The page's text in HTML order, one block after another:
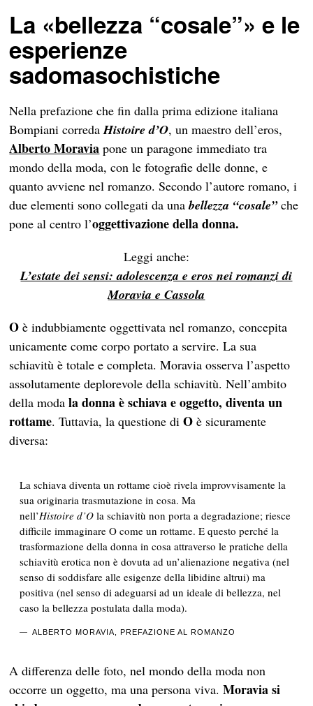
La «bellezza “cosale”» e le
esperienze
sadomasochistiche
Nella prefazione che fin dalla prima edizione italiana
Bompiani corredaHistoire d’O, un maestro dell’eros,
Alberto Moravia pone un paragone immediato tra
mondo della moda, con le fotografie delle donne, e
quanto avviene nel romanzo. Secondo l’autore romano, i
due elementi sono collegati da unabellezza “cosale”che
pone al centro l’oggettivazione della donna.
Leggi anche:
L’estate dei sensi: adolescenza e eros nei romanzi di
Moravia e Cassola
O è indubbiamente oggettivata nel romanzo, concepita
unicamente come corpo portato a servire. La sua
schiavitù è totale e completa. Moravia osserva l’aspetto
assolutamente deplorevole della schiavitù. Nell’ambito
della moda la donna è schiava e oggetto, diventa un
rottame. Tuttavia, la questione diO è sicuramente
diversa:
La schiava diventa un rottame cioè rivela improvvisamente la
sua originaria trasmutazione in cosa. Ma
nell’Histoire d’O la schiavitù non porta a degradazione; riesce
difficile immaginare O come un rottame. E questo perchéla
trasformazione della donna in cosa attraverso le pratiche della
schiavitù erotica non è dovuta ad un’alienazione negativa (nel
senso di soddisfare alle esigenze della libidine altrui) ma
positiva (nel senso di adeguarsi ad un ideale di bellezza, nel
caso la bellezza postulata dalla moda).
ALBERTO MORAVIA, PREFAZIONE AL ROMANZO
A differenza delle foto, nel mondo della moda non
occorre un oggetto, ma una persona viva.Moravia si